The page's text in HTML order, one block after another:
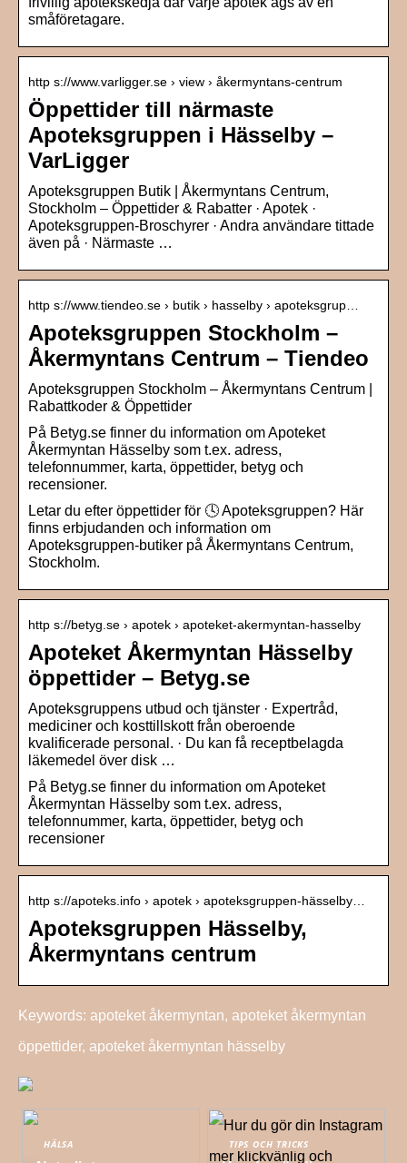
småföretagare.
http s://www.varligger.se › view › åkermyntans-centrum
Öppettider till närmaste
Apoteksgruppen i Hässelby –
VarLigger
Apoteksgruppen Butik | Åkermyntans Centrum,
Stockholm – Öppettider & Rabatter · Apotek ·
Apoteksgruppen-Broschyrer · Andra användare tittade
även på · Närmaste …
http s://www.tiendeo.se › butik › hasselby › apoteksgrup…
Apoteksgruppen Stockholm –
Åkermyntans Centrum – Tiendeo
Apoteksgruppen Stockholm – Åkermyntans Centrum |
Rabattkoder & Öppettider
På Betyg.se finner du information om Apoteket
Åkermyntan Hässelby som t.ex. adress,
telefonnummer, karta, öppettider, betyg och
recensioner.
Letar du efter öppettider för 🕓 Apoteksgruppen? Här
finns erbjudanden och information om
Apoteksgruppen-butiker på Åkermyntans Centrum,
Stockholm.
http s://betyg.se › apotek › apoteket-akermyntan-hasselby
Apoteket Åkermyntan Hässelby
öppettider – Betyg.se
Apoteksgruppens utbud och tjänster · Expertråd,
mediciner och kosttillskott från oberoende
kvalificerade personal. · Du kan få receptbelagda
läkemedel över disk …
På Betyg.se finner du information om Apoteket
Åkermyntan Hässelby som t.ex. adress,
telefonnummer, karta, öppettider, betyg och
recensioner
http s://apoteks.info › apotek › apoteksgruppen-hässelby…
Apoteksgruppen Hässelby,
Åkermyntans centrum
Keywords: apoteket åkermyntan, apoteket åkermyntan
öppettider, apoteket åkermyntan hässelby
HÄLSA TIPS OCH TRICKS